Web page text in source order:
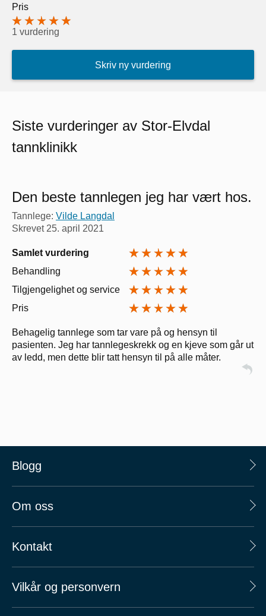
Pris
1 vurdering
Skriv ny vurdering
Siste vurderinger av Stor-Elvdal
tannklinikk
Den beste tannlegen jeg har vært hos.
Tannlege: Vilde Langdal
Skrevet25. april 2021
Samlet vurdering
Behandling
Tilgjengelighet og service
Pris
Behagelig tannlege som tar vare på og hensyn til
pasienten. Jeg har tannlegeskrekk og en kjeve som går ut
av ledd, men dette blir tatt hensyn til på alle måter.
Blogg
Om oss
Kontakt
Vilkår og personvern